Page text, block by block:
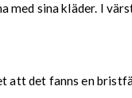
med sina kläder. I
att det fanns en